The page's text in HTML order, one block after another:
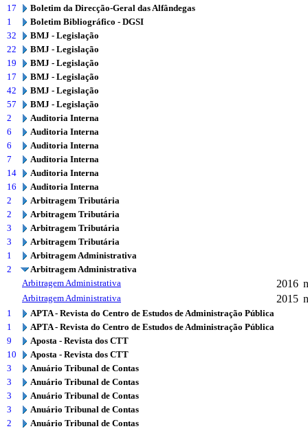
17
Boletim da Direcção-Geral das Alfândegas
1
Boletim Bibliográfico - DGSI
32
BMJ - Legislação
22
BMJ - Legislação
19
BMJ - Legislação
17
BMJ - Legislação
42
BMJ - Legislação
57
BMJ - Legislação
2
Auditoria Interna
6
Auditoria Interna
6
Auditoria Interna
7
Auditoria Interna
14
Auditoria Interna
16
Auditoria Interna
2
Arbitragem Tributária
2
Arbitragem Tributária
3
Arbitragem Tributária
3
Arbitragem Tributária
1
Arbitragem Administrativa
2
Arbitragem Administrativa
Arbitragem Administrativa
2016
Arbitragem Administrativa 2015
1
APTA - Revista do Centro de Estudos de Administração Pública
1
APTA - Revista do Centro de Estudos de Administração Pública
9
Aposta - Revista dos CTT
10
Aposta - Revista dos CTT
3
Anuário Tribunal de Contas
3
Anuário Tribunal de Contas
3
Anuário Tribunal de Contas
3
Anuário Tribunal de Contas
2
Anuário Tribunal de Contas